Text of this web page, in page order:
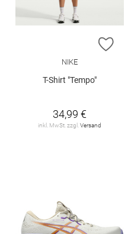
NIKE
T-Shirt "Tempo"
34,99 €
inkl. MwSt. zzgl.Versand